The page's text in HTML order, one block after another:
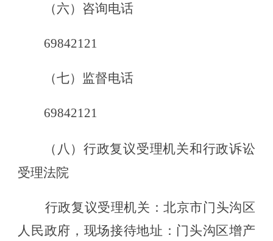
（六）咨询电话
69842121
（七） 监督电话
69842121
（八）行政复议受理机关和行政诉讼
受理法院
行政复议受理机关：北京市门头沟区
人民政府，现场接待地址：门头沟区增产